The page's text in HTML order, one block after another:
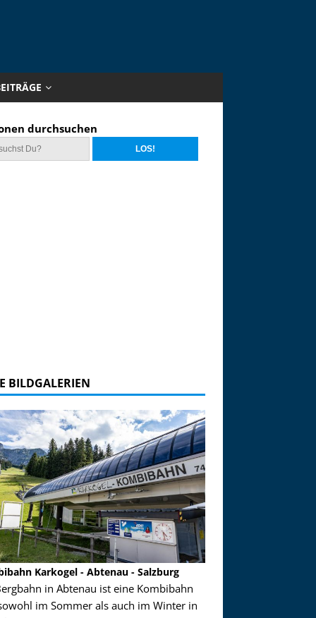
durchsuchen
BILDGALERIEN
Karkogel - Abtenau - Salzburg
in Abtenau ist eine Kombibahn
im Sommer als auch im Winter in